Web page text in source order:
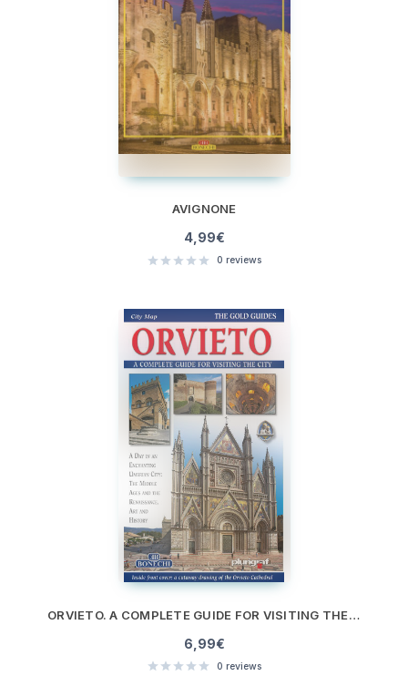
AVIGNONE
4,99€
0 reviews
ORVIETO. A COMPLETE GUIDE FOR VISITING THE CITY
6,99€
0 reviews